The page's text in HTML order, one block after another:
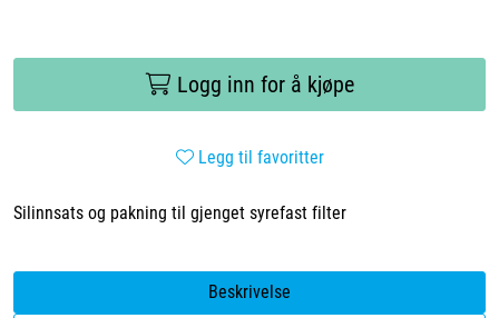
Logg inn for å kjøpe
Legg til favoritter
Silinnsats og pakning til gjenget syrefast filter
Beskrivelse
Blogg
Miljø og bærekraft